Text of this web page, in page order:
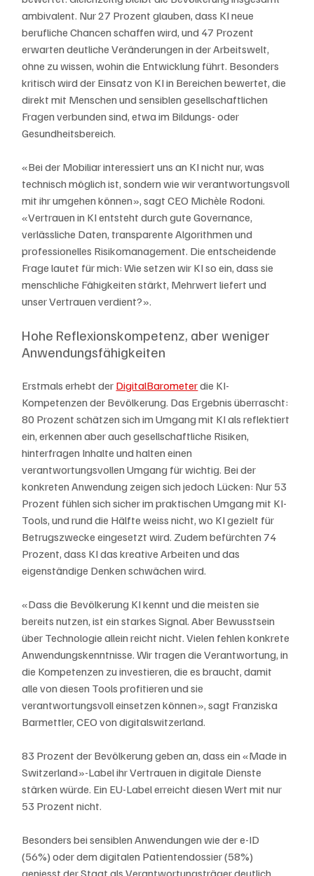
ambivalent. Nur 27 Prozent glauben, dass KI neue
berufliche Chancen schaffen wird, und 47 Prozent
erwarten deutliche Veränderungen in der Arbeitswelt,
ohne zu wissen, wohin die Entwicklung führt. Besonders
kritisch wird der Einsatz von KI in Bereichen bewertet, die
direkt mit Menschen und sensiblen gesellschaftlichen
Fragen verbunden sind, etwa im Bildungs- oder
Gesundheitsbereich.
«Bei der Mobiliar interessiert uns an KI nicht nur, was
technisch möglich ist, sondern wie wir verantwortungsvoll
mit ihr umgehen können», sagt CEO Michèle Rodoni.
«Vertrauen in KI entsteht durch gute Governance,
verlässliche Daten, transparente Algorithmen und
professionelles Risikomanagement. Die entscheidende
Frage lautet für mich: Wie setzen wir KI so ein, dass sie
menschliche Fähigkeiten stärkt, Mehrwert liefert und
unser Vertrauen verdient?».
Hohe Reflexionskompetenz, aber weniger
Anwendungsfähigkeiten
Erstmals erhebt der DigitalBarometer die KI-
Kompetenzen der Bevölkerung. Das Ergebnis überrascht:
80 Prozent schätzen sich im Umgang mit KI als reflektiert
ein, erkennen aber auch gesellschaftliche Risiken,
hinterfragen Inhalte und halten einen
verantwortungsvollen Umgang für wichtig. Bei der
konkreten Anwendung zeigen sich jedoch Lücken: Nur 53
Prozent fühlen sich sicher im praktischen Umgang mit KI-
Tools, und rund die Hälfte weiss nicht, wo KI gezielt für
Betrugszwecke eingesetzt wird. Zudem befürchten 74
Prozent, dass KI das kreative Arbeiten und das
eigenständige Denken schwächen wird.
«Dass die Bevölkerung KI kennt und die meisten sie
bereits nutzen, ist ein starkes Signal. Aber Bewusstsein
über Technologie allein reicht nicht. Vielen fehlen konkrete
Anwendungskenntnisse. Wir tragen die Verantwortung, in
die Kompetenzen zu investieren, die es braucht, damit
alle von diesen Tools profitieren und sie
verantwortungsvoll einsetzen können», sagt Franziska
Barmettler, CEO von digitalswitzerland.
83 Prozent der Bevölkerung geben an, dass ein «Made in
Switzerland»-Label ihr Vertrauen in digitale Dienste
stärken würde. Ein EU-Label erreicht diesen Wert mit nur
53 Prozent nicht.
Besonders bei sensiblen Anwendungen wie der e-ID
(56%) oder dem digitalen Patientendossier (58%)
geniesst der Staat als Verantwortungsträger deutlich